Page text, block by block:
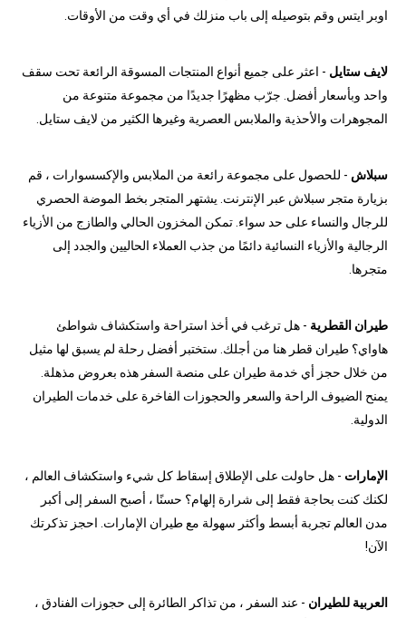
اوبر ايتس وقم بتوصيله إلى باب منزلك في أي وقت من الأوقات.
لايف ستايل - اعثر على جميع أنواع المنتجات المسوقة الرائعة تحت سقف
واحد وبأسعار أفضل. جرّب مظهرًا جديدًا من مجموعة متنوعة من
المجوهرات والأحذية والملابس العصرية وغيرها الكثير من لايف ستايل.
سبلاش - للحصول على مجموعة رائعة من الملابس والإكسسوارات ، قم
بزيارة متجر سبلاش عبر الإنترنت. يشتهر المتجر بخط الموضة الحصري
للرجال والنساء على حد سواء. تمكن المخزون الحالي والطازج من الأزياء
الرجالية والأزياء النسائية دائمًا من جذب العملاء الحاليين والجدد إلى
متجرها.
طيران القطرية - هل ترغب في أخذ استراحة واستكشاف شواطئ
هاواي؟ طيران قطر هنا من أجلك. ستختبر أفضل رحلة لم يسبق لها مثيل
من خلال حجز أي خدمة طيران على منصة السفر هذه بعروض مذهلة.
يمنح الضيوف الراحة والسعر والحجوزات الفاخرة على خدمات الطيران
الدولية.
الإمارات - هل حاولت على الإطلاق إسقاط كل شيء واستكشاف العالم ،
لكنك كنت بحاجة فقط إلى شرارة إلهام؟ حسنًا ، أصبح السفر إلى أكبر
مدن العالم تجربة أبسط وأكثر سهولة مع طيران الإمارات. احجز تذكرتك
الآن!
العربية للطيران - عند السفر ، من تذاكر الطائرة إلى حجوزات الفنادق ،